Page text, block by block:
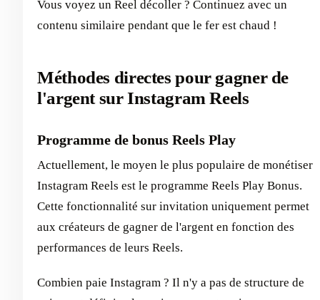
Vous voyez un Reel décoller ? Continuez avec un
contenu similaire pendant que le fer est chaud !
Méthodes directes pour gagner de
l'argent sur Instagram Reels
Programme de bonus Reels Play
Actuellement, le moyen le plus populaire de monétiser
Instagram Reels est le programme Reels Play Bonus.
Cette fonctionnalité sur invitation uniquement permet
aux créateurs de gagner de l'argent en fonction des
performances de leurs Reels.
Combien paie Instagram ? Il n'y a pas de structure de